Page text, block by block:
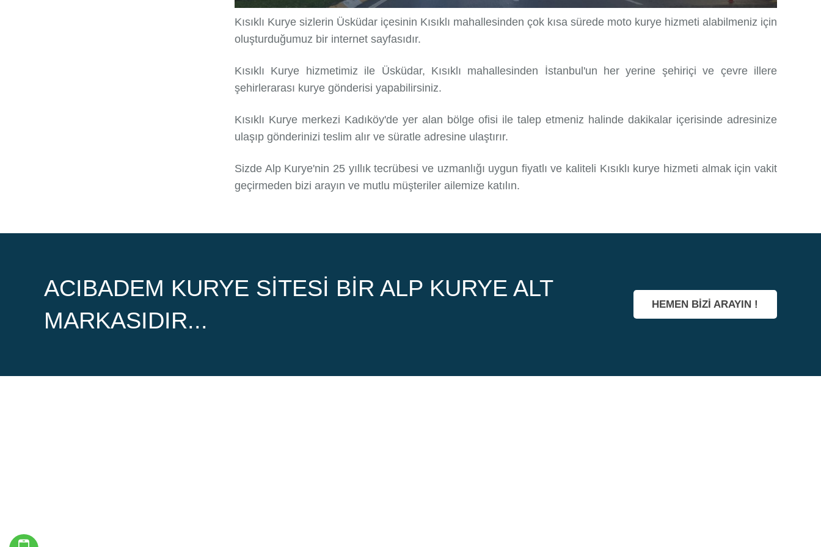
Kısıklı Kurye sizlerin Üsküdar içesinin Kısıklı mahallesinden çok kısa sürede moto kurye hizmeti alabilmeniz için
oluşturduğumuz bir internet sayfasıdır.
Kısıklı Kurye hizmetimiz ile Üsküdar, Kısıklı mahallesinden İstanbul'un her yerine şehiriçi ve çevre illere
şehirlerarası kurye gönderisi yapabilirsiniz.
Kısıklı Kurye merkezi Kadıköy'de yer alan bölge ofisi ile talep etmeniz halinde dakikalar içerisinde adresinize
ulaşıp gönderinizi teslim alır ve süratle adresine ulaştırır.
Sizde Alp Kurye'nin 25 yıllık tecrübesi ve uzmanlığı uygun fiyatlı ve kaliteli Kısıklı kurye hizmeti almak için vakit
geçirmeden bizi arayın ve mutlu müşteriler ailemize katılın.
ACIBADEM KURYE SITESI BIR ALP KURYE ALT
MARKASIDIR...
HEMEN BİZİ ARAYIN !